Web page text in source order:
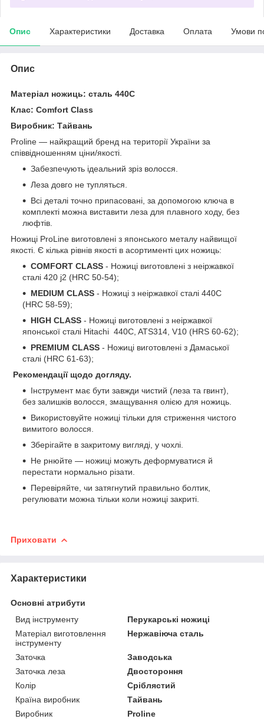
Опис Характеристики Доставка Оплата Умови
Опис
Матеріал ножиць: сталь 440С
Клас: Comfort Class
Виробник: Тайвань
Proline — найкращий бренд на території України за
співвідношенням ціни/якості.
Забезпечують ідеальний зріз волосся.
Леза довго не тупляться.
Всі деталі точно припасовані, за допомогою ключа в
комплекті можна виставити леза для плавного ходу, без
люфтів.
Ножиці ProLine виготовлені з японського металу найвищої
якості. Є кілька рівнів якості в асортименті цих ножиць:
COMFORT CLASS - Ножиці виготовлені з неіржавкої
сталі 420 j2 (HRC 50-54);
MEDIUM CLASS - Ножиці з неіржавкої сталі 440С
(HRC 58-59);
HIGH CLASS - Ножиці виготовлені з неіржавкої
японської сталі Hitachi 440C, ATS314, V10 (HRS 60-62);
PREMIUM CLASS - Ножиці виготовлені з Дамаської
сталі (HRC 61-63);
Рекомендації щодо догляду.
Інструмент має бути завжди чистий (леза та гвинт),
без залишків волосся, змащування олією для ножиць.
Використовуйте ножиці тільки для стриження чистого
вимитого волосся.
Зберігайте в закритому вигляді, у чохлі.
Не рнюйте — ножиці можуть деформуватися й
перестати нормально різати.
Перевіряйте, чи затягнутий правильно болтик,
регулювати можна тільки коли ножиці закриті.
Приховати
Характеристики
Основні атрибути
Вид інструменту
Перукарські ножиці
Матеріал виготовлення
інструменту
Нержавіюча сталь
Заточка
Заводська
Заточка леза
Двостороння
Колір
Сріблястий
Країна виробник
Тайвань
Виробник
Proline